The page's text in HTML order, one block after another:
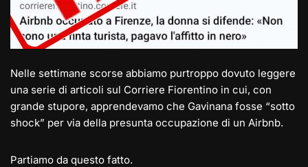
Nelle settimane scorse abbiamo purtroppo dovuto leggere
una serie di articoli sul Corriere Fiorentino in cui, con
grande stupore, apprendevamo che Gavinana fosse “sotto
shock” per via della presunta occupazione di un Airbnb.
Partiamo da questo fatto.